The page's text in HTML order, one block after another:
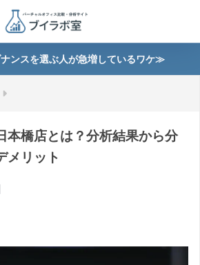
ナンスを選ぶ人が急増しているワケ≫
本橋店とは？分析結果から分
メリット